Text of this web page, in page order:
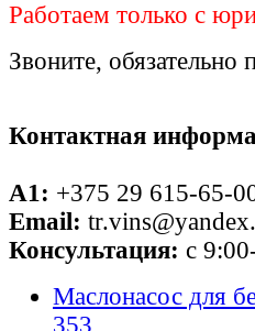
Работаем только с
Звоните,
Контактная
A1: +375 29 615-65-
Email:
Консультация: с
Маслонасос для
353